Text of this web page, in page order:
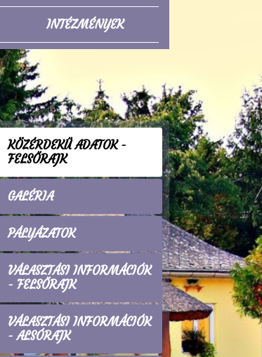
INTÉZMÉNYEK
KÖZÉRDEKŰ ADATOK -
FELSŐRAJK
GALÉRIA
PÁLYÁZATOK
VÁLASZTÁSI INFORMÁCIÓK
- FELSŐRAJK
VÁLASZTÁSI INFORMÁCIÓK
- ALSÓRAJK